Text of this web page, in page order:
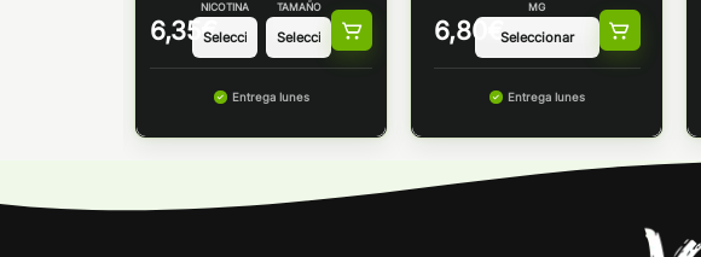
6,35 €
NICOTINA TAMAÑO
Entrega lunes
6,80 €
MG
Entrega lunes